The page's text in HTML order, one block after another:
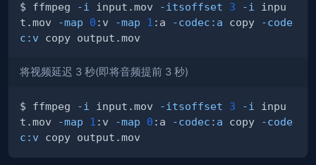
$ ffmpeg -i input.mov -itsoffset 3 -i
inpu
t.mov
-map 0 :v -map 1 :a -codec:a copy
-code
c:v
将视频延迟 3 秒(即将音频提前 3 秒)
$ ffmpeg -i input.mov -itsoffset 3 -i
inpu
t.mov
-map 1 :v -map 0 :a -codec:a copy
-code
c:v